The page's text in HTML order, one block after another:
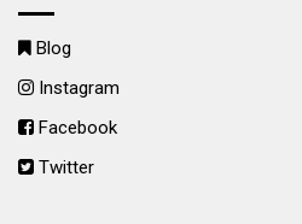
Blog
Instagram
Facebook
Twitter